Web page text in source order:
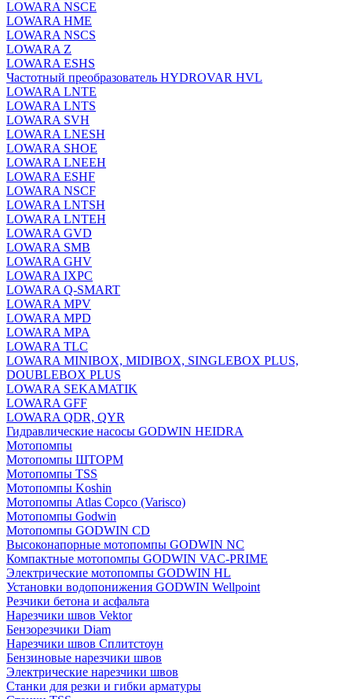
LOWARA NSCE
LOWARA HME
LOWARA NSCS
LOWARA Z
LOWARA ESHS
Частотный преобразователь HYDROVAR HVL
LOWARA LNTE
LOWARA LNTS
LOWARA SVH
LOWARA LNESH
LOWARA SHOE
LOWARA LNEEH
LOWARA ESHF
LOWARA NSCF
LOWARA LNTSH
LOWARA LNTEH
LOWARA GVD
LOWARA SMB
LOWARA GHV
LOWARA IXPС
LOWARA Q-SMART
LOWARA MPV
LOWARA MPD
LOWARA MPA
LOWARA TLC
LOWARA MINIBOX, MIDIBOX, SINGLEBOX PLUS,
DOUBLEBOX PLUS
LOWARA SEKAMATIK
LOWARA GFF
LOWARA QDR, QYR
Гидравлические насосы GODWIN HEIDRA
Мотопомпы
Мотопомпы ШТОРМ
Мотопомпы TSS
Мотопомпы Koshin
Мотопомпы Atlas Copco (Varisco)
Мотопомпы Godwin
Мотопомпы GODWIN CD
Высоконапорные мотопомпы GODWIN NC
Компактные мотопомпы GODWIN VAC-PRIME
Электрические мотопомпы GODWIN HL
Установки водопонижения GODWIN Wellpoint
Резчики бетона и асфальта
Нарезчики швов Vektor
Бензорезчики Diam
Нарезчики швов Сплитстоун
Бензиновые нарезчики швов
Электрические нарезчики швов
Станки для резки и гибки арматуры